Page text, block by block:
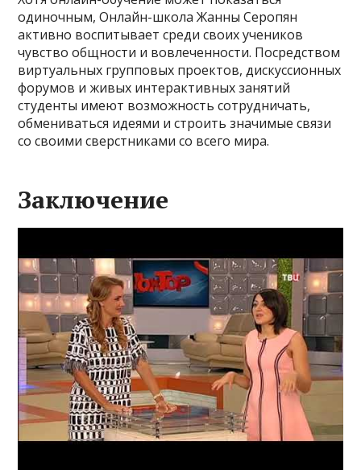
одиночным, Онлайн-школа Жанны Серопян
активно воспитывает среди своих учеников
чувство общности и вовлеченности. Посредством
виртуальных групповых проектов, дискуссионных
форумов и живых интерактивных занятий
студенты имеют возможность сотрудничать,
обмениваться идеями и строить значимые связи
со своими сверстниками со всего мира.
Заключение